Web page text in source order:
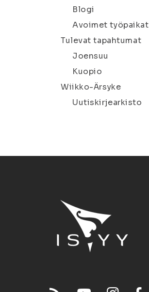
Blogi
Avoimet työpaikat
Tulevat tapahtumat
Joensuu
Kuopio
Wiikko-Ärsyke
Uutiskirjearkisto